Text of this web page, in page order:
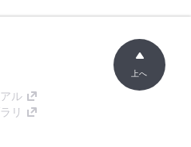
ル
リ
上へ